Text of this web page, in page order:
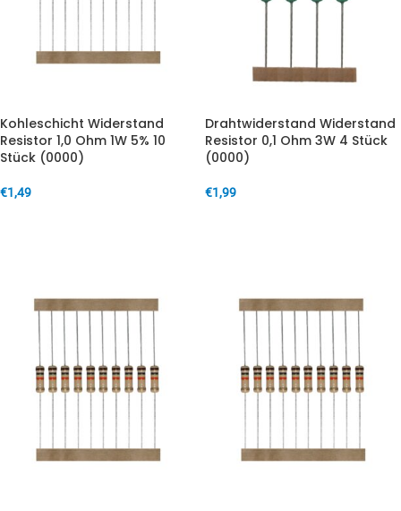
Kohleschicht Widerstand
Resistor 1,0 Ohm 1W 5% 10
Stück (0000)
€1,49
Drahtwiderstand Widerstand
Resistor 0,1 Ohm 3W 4 Stück
(0000)
€1,99